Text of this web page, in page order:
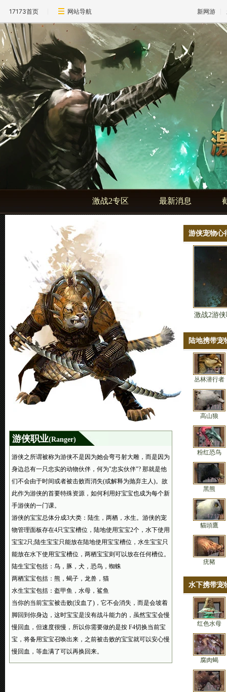
17173首页 网站导航 新网游
激战2专区 最新消息
游侠职业(Ranger)
游侠之所谓被称为游侠不是因为她会弯弓射大雕，而是因为
身边总有一只忠实的动物伙伴，何为"忠实伙伴"? 那就是他
们不会由于时间或者被击败而消失(或解释为抛弃主人)。故
此作为游侠的首要特殊资源，如何利用好宝宝也成为每个新
手游侠的一门课。
游侠的宝宝总体分成3大类：陆生，两栖，水生。游侠的宠
物管理面板存在4只宝宝槽位，陆地使用宝宝2个，水下使用
宝宝2只;陆生宝宝只能放在陆地使用宝宝槽位，水生宝宝只
能放在水下使用宝宝槽位，两栖宝宝则可以放在任何槽位。
陆生宝宝包括：鸟，豚，犬，恐鸟，蜘蛛
两栖宝宝包括：熊，蝎子，龙兽，猫
水生宝宝包括：盔甲鱼，水母，鲨鱼
当你的当前宝宝被击败(没血了)，它不会消失，而是会坡着
脚回到你身边，这时宝宝是没有战斗能力的，虽然宝宝会慢
慢回血，但速度很慢，所以你需要做的是按 F4切换当前宝
宝，将备用宝宝召唤出来，之前被击败的宝宝就可以安心慢
慢回血，等血满了可以再换回来。
游侠宠物心
激战2游
陆地携带宠
丛林潜行者
高山狼
粉红恐鸟
黑熊
貓頭鷹
疣豬
水下携带宠
红色水母
腐肉蝎